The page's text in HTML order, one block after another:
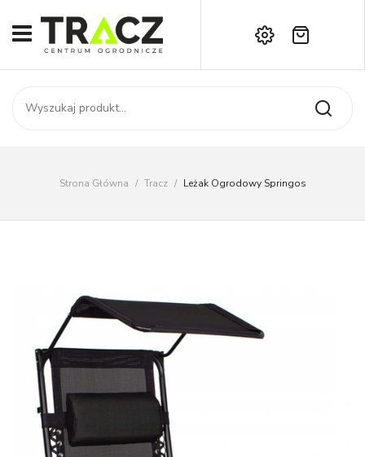
START
SKLEP
Brak produktów w koszyku.
Strona Główna / Tracz / Leżak Ogrodowy Springos